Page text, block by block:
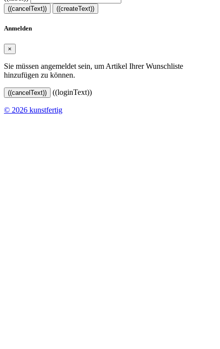
((cancelText)) ((createText))
Anmelden
×
Sie müssen angemeldet sein, um Artikel Ihrer Wunschliste
hinzufügen zu können.
((cancelText)) ((loginText))
© 2026 kunstfertig